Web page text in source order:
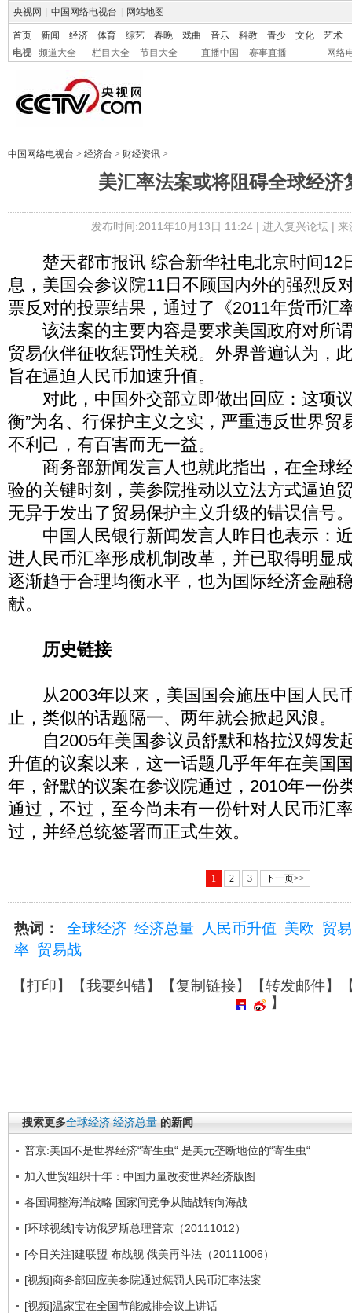
央视网 中国网络电视台 网站地图
首页 新闻 经济 体育 综艺 春晚 戏曲 音乐 科教 青少 文化
艺术
电视
频道大全 栏目大全 节目大全 直播中国 赛事直播 网络
中国网络电视台 > 经济台 > 财经资讯 >
美汇率法案或将阻碍全球经济
发布时间:2011年10月13日 11:24 | 进入复兴论坛| 来
楚天都市报讯 综合新华社电北京时间12
息，美国会参议院11日不顾国内外的强烈反
票反对的投票结果，通过了《2011年货币汇
该法案的主要内容是要求美国政府对所谓
贸易伙伴征收惩罚性关税。外界普遍认为，
旨在逼迫人民币加速升值。
对此，中国外交部立即做出回应：这项议
衡”为名、行保护主义之实，严重违反世界贸
不利己，有百害而无一益。
商务部新闻发言人也就此指出，在全球
验的关键时刻，美参院推动以立法方式逼迫
无异于发出了贸易保护主义升级的错误信号
中国人民银行新闻发言人昨日也表示：
进人民币汇率形成机制改革，并已取得明显
逐渐趋于合理均衡水平，也为国际经济金融
献。
历史链接
从2003年以来，美国国会施压中国人民
止，类似的话题隔一、两年就会掀起风浪。
自2005年美国参议员舒默和格拉汉姆发
升值的议案以来，这一话题几乎年年在美国
年，舒默的议案在参议院通过，2010年一份
通过，不过，至今尚未有一份针对人民币汇
过，并经总统签署而正式生效。
1 2 3 下一页>>
热词： 全球经济 经济总量 人民币升值 美欧 贸
率 贸易战
【打印】【我要纠错】【复制链接】【转发邮件】
】
搜索更多全球经济 经济总量 的新闻
普京:美国不是世界经济“寄生虫“ 是美元垄断地位的“寄生虫“
加入世贸组织十年：中国力量改变世界经济版图
各国调整海洋战略 国家间竞争从陆战转向海战
[环球视线]专访俄罗斯总理普京（20111012）
[今日关注]建联盟 布战舰 俄美再斗法（20111006）
[视频]商务部回应美参院通过惩罚人民币汇率法案
[视频]温家宝在全国节能减排会议上讲话